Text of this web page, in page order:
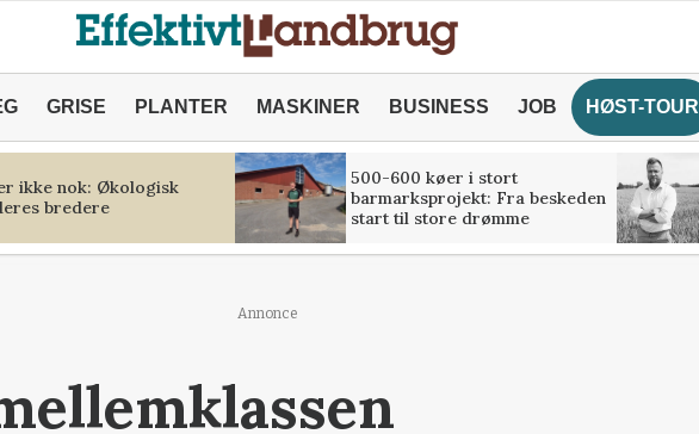
GRISE PLANTER MASKINER BUSINESS JOB HØST-TOUR
ikke nok: Økologisk
bredere
500-600 køer i stort
barmarksprojekt: Fra beskeden
start til store drømme
Annonce